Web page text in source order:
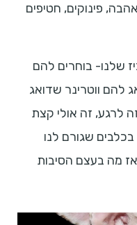
פינוקים, חטיפים
שלנו- בוחרים להם
להם ווטרינר שדואג
לרגע, זה אולי קצת
שגורם לנו
מה בעצם הסיבות